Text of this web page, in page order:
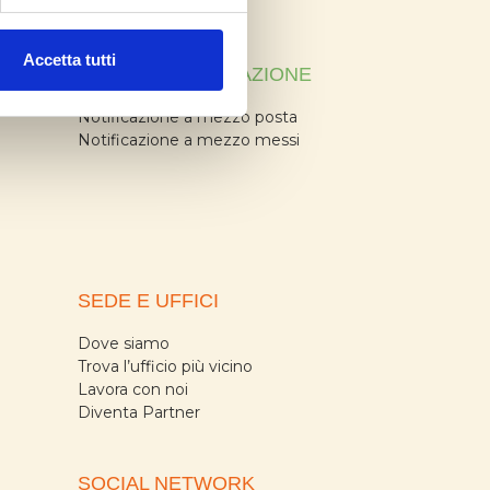
Accetta tutti
FG Day
SERVIZI NOTIFICAZIONE
Notificazione a mezzo posta
Notificazione a mezzo messi
SEDE E UFFICI
Dove siamo
Trova l’ufficio più vicino
Lavora con noi
Diventa Partner
SOCIAL NETWORK